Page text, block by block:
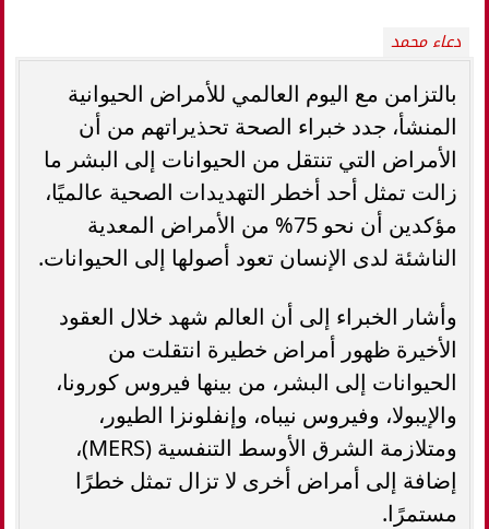
دعاء محمد
بالتزامن مع اليوم العالمي للأمراض الحيوانية
المنشأ، جدد خبراء الصحة تحذيراتهم من أن
الأمراض التي تنتقل من الحيوانات إلى البشر ما
زالت تمثل أحد أخطر التهديدات الصحية عالميًا،
مؤكدين أن نحو 75% من الأمراض المعدية
الناشئة لدى الإنسان تعود أصولها إلى الحيوانات.
وأشار الخبراء إلى أن العالم شهد خلال العقود
الأخيرة ظهور أمراض خطيرة انتقلت من
الحيوانات إلى البشر، من بينها فيروس كورونا،
والإيبولا، وفيروس نيباه، وإنفلونزا الطيور،
ومتلازمة الشرق الأوسط التنفسية (MERS)،
إضافة إلى أمراض أخرى لا تزال تمثل خطرًا
مستمرًا.